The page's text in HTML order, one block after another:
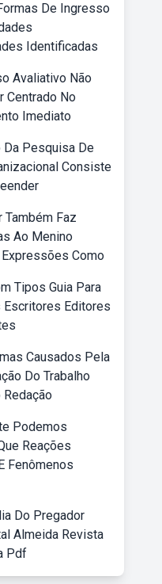
De Ingresso
Identificadas
Avaliativo Não
Centrado No
Imediato
Da Pesquisa De
Consiste
Também Faz
Ao Menino
Como
Tipos Guia Para
Escritores Editores
Causados Pela
Do Trabalho
Podemos
Reações
Fenômenos
Do Pregador
Almeida Revista
Pdf